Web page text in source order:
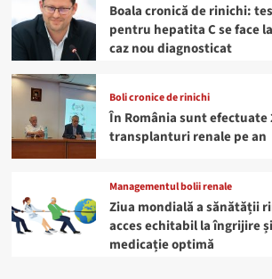
Boala cronică de rinichi:
pentru hepatita C se face
caz nou diagnosticat
Boli cronice de rinichi
În România sunt efectuate
transplanturi renale pe an
Managementul bolii renale
Ziua mondială a sănătății
acces echitabil la îngrijire și
medicație optimă